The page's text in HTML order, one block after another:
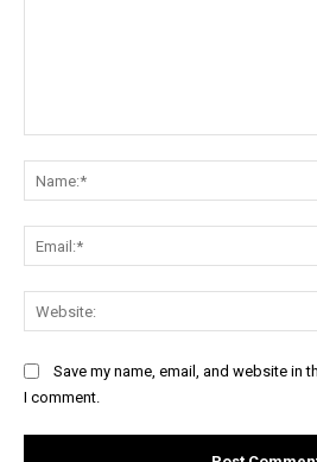
Save my name, email, and website in
I comment.